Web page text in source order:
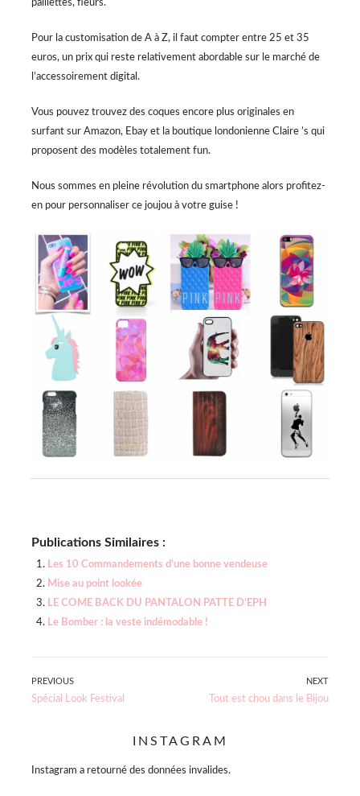
paillettes, fleurs.
Pour la customisation de A à Z, il faut compter entre 25 et 35
euros, un prix qui reste relativement abordable sur le marché de
l’accessoirement digital.
Vous pouvez trouvez des coques encore plus originales en
surfant sur Amazon, Ebay et la boutique londonienne Claire ’s qui
proposent des modèles totalement fun.
Nous sommes en pleine révolution du smartphone alors profitez-
en pour personnaliser ce joujou à votre guise !
Publications Similaires :
Les 10 Commandements d’une bonne vendeuse
Mise au point lookée
LE COME BACK DU PANTALON PATTE D’EPH
Le Bomber : la veste indémodable !
Navigation
PREVIOUS
Previous
Spécial Look Festival
NEXT
Next
Tout est chou dans le Bijou
INSTAGRAM
Instagram a retourné des données invalides.